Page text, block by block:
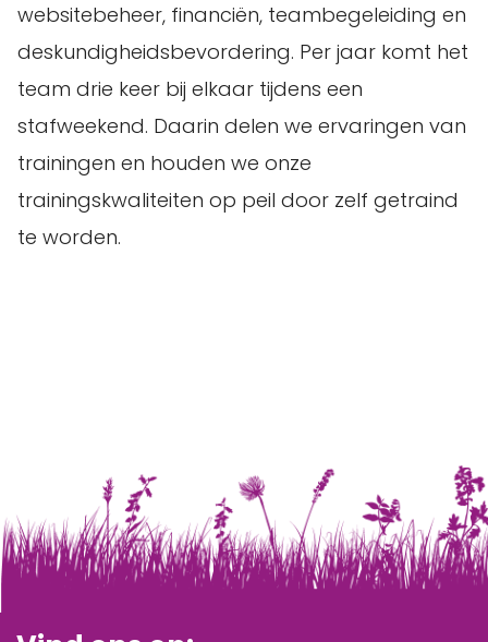
websitebeheer, financiën, teambegeleiding en
deskundigheidsbevordering. Per jaar komt het
team drie keer bij elkaar tijdens een
stafweekend. Daarin delen we ervaringen van
trainingen en houden we onze
trainingskwaliteiten op peil door zelf getraind
te worden.